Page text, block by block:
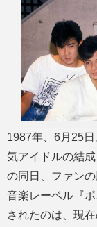
1987年、6月25
気アイドルの結
の同日、ファン
音楽レーベル『
されたのは、現